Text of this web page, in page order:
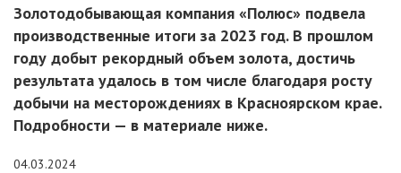
Золотодобывающая компания «Полюс» подвела
производственные итоги за 2023 год. В прошлом
году добыт рекордный объем золота, достичь
результата удалось в том числе благодаря росту
добычи на месторождениях в Красноярском крае.
Подробности — в материале ниже.
04.03.2024